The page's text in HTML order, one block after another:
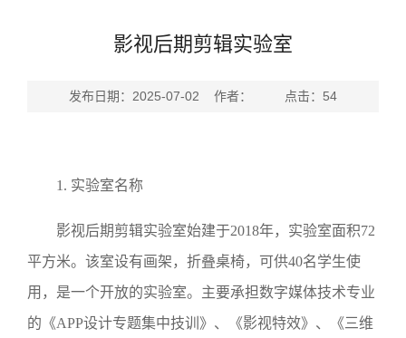
影视后期剪辑实验室
发布日期：2025-07-02 作者： 点击： 54
1 . 实验室名称
影视后期剪辑实验室始建于2018年，实验室面积72
平方米。该室设有画架，折叠桌椅，可供40名学生使
用，是一个开放的实验室。主要承担数字媒体技术专业
的《APP设计专题集中技训》、《影视特效》、《三维